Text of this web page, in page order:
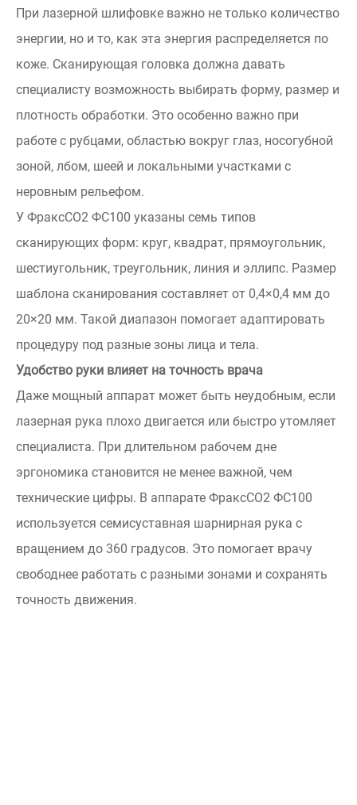
При лазерной шлифовке важно не только количество
энергии, но и то, как эта энергия распределяется по
коже. Сканирующая головка должна давать
специалисту возможность выбирать форму, размер и
плотность обработки. Это особенно важно при
работе с рубцами, областью вокруг глаз, носогубной
зоной, лбом, шеей и локальными участками с
неровным рельефом.
У ФраксСО2 ФС100 указаны семь типов
сканирующих форм: круг, квадрат, прямоугольник,
шестиугольник, треугольник, линия и эллипс. Размер
шаблона сканирования составляет от 0,4×0,4 мм до
20×20 мм. Такой диапазон помогает адаптировать
процедуру под разные зоны лица и тела.
Удобство руки влияет на точность врача
Даже мощный аппарат может быть неудобным, если
лазерная рука плохо двигается или быстро утомляет
специалиста. При длительном рабочем дне
эргономика становится не менее важной, чем
технические цифры. В аппарате ФраксСО2 ФС100
используется семисуставная шарнирная рука с
вращением до 360 градусов. Это помогает врачу
свободнее работать с разными зонами и сохранять
точность движения.